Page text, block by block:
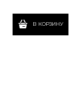
В КОРЗИНУ